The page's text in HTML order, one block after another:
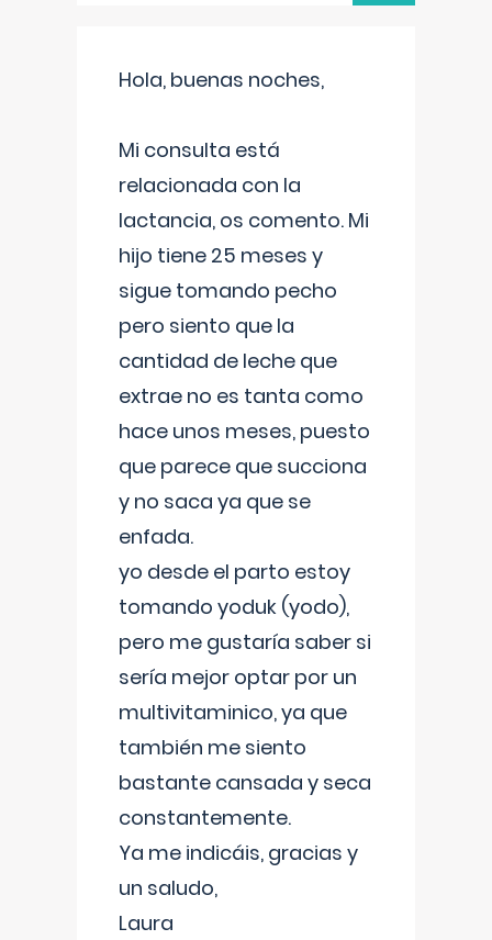
Hola, buenas noches,
Mi consulta está
relacionada con la
lactancia, os comento. Mi
hijo tiene 25 meses y
sigue tomando pecho
pero siento que la
cantidad de leche que
extrae no es tanta como
hace unos meses, puesto
que parece que succiona
y no saca ya que se
enfada.
yo desde el parto estoy
tomando yoduk (yodo),
pero me gustaría saber si
sería mejor optar por un
multivitaminico, ya que
también me siento
bastante cansada y seca
constantemente.
Ya me indicáis, gracias y
un saludo,
Laura